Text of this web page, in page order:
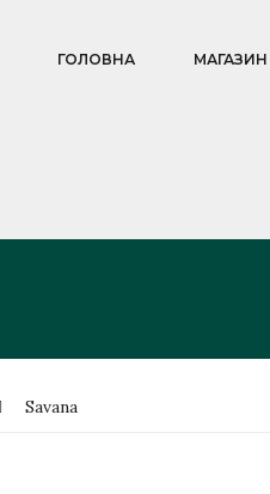
ГОЛОВНА МАГАЗИН
Savana